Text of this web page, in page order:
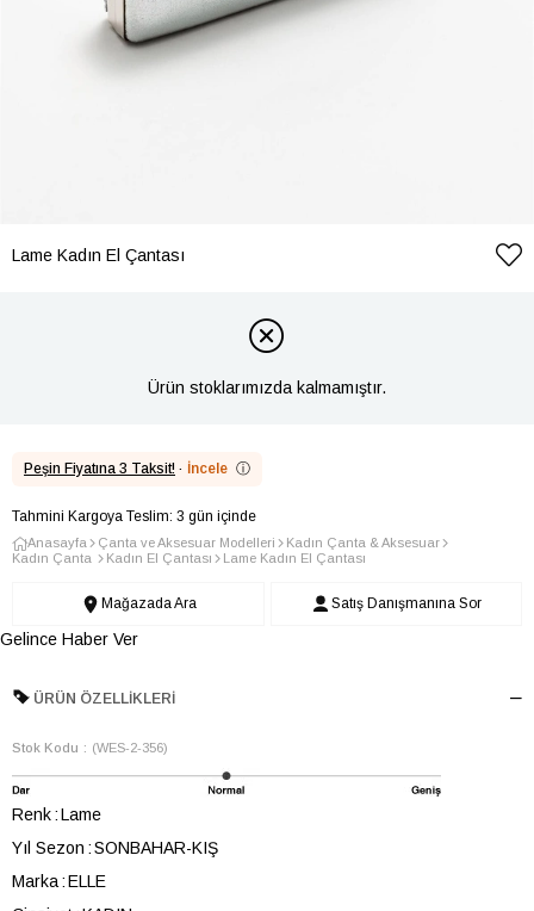
Lame Kadın El Çantası
Ürün stoklarımızda kalmamıştır.
Peşin Fiyatına 3 Taksit! · İncele ⓘ
Tahmini Kargoya Teslim: 3 gün içinde
Anasayfa Çanta ve Aksesuar Modelleri
Kadın Çanta & Aksesuar
Kadın Çanta
Kadın El Çantası Lame Kadın El Çantası
Mağazada Ara Satış Danışmanına Sor
Gelince Haber Ver
ÜRÜN ÖZELLIKLERI
Stok Kodu (WES-2-356)
Renk Lame
Yıl Sezon SONBAHAR-KIŞ
Marka ELLE